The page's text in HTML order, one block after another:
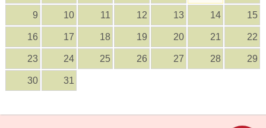
9 10 11 12 13 14 15
16 17 18 19 20 21 22
23 24 25 26 27 28 29
30 31